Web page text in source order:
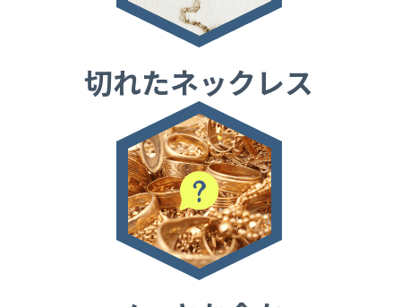
切れたネックレス